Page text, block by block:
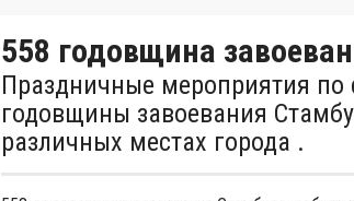
558 годовщина
Праздничные мероприятия по
годовщины завоевания
различных местах города .